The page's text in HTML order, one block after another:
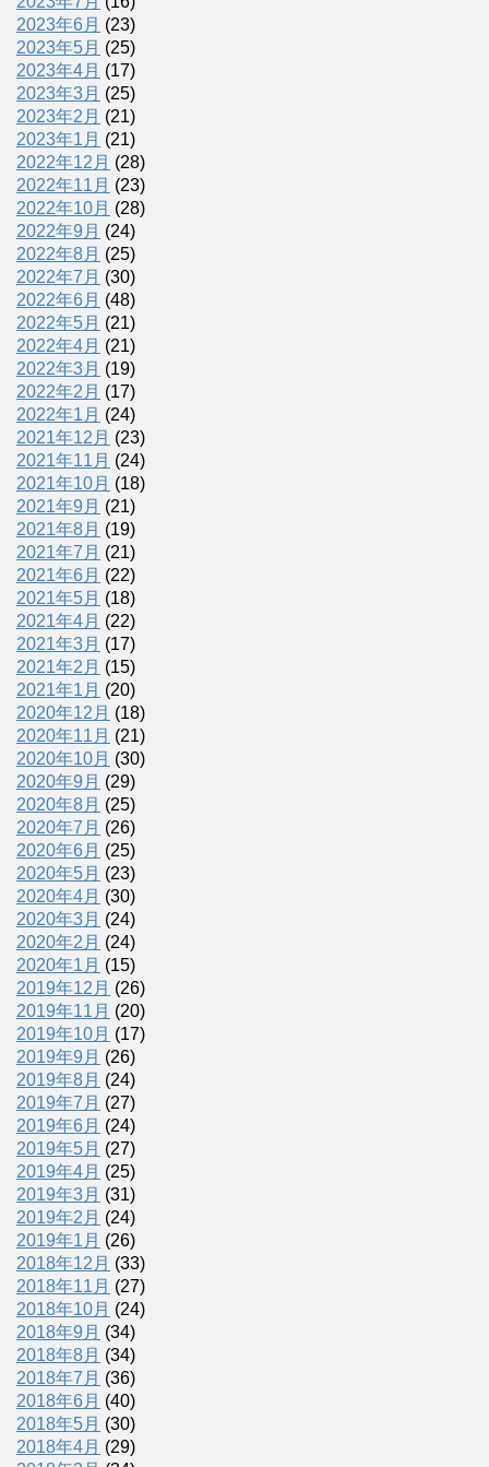
2023年6月 (23)
2023年5月 (25)
2023年4月 (17)
2023年3月 (25)
2023年2月 (21)
2023年1月 (21)
2022年12月 (28)
2022年11月 (23)
2022年10月 (28)
2022年9月 (24)
2022年8月 (25)
2022年7月 (30)
2022年6月 (48)
2022年5月 (21)
2022年4月 (21)
2022年3月 (19)
2022年2月 (17)
2022年1月 (24)
2021年12月 (23)
2021年11月 (24)
2021年10月 (18)
2021年9月 (21)
2021年8月 (19)
2021年7月 (21)
2021年6月 (22)
2021年5月 (18)
2021年4月 (22)
2021年3月 (17)
2021年2月 (15)
2021年1月 (20)
2020年12月 (18)
2020年11月 (21)
2020年10月 (30)
2020年9月 (29)
2020年8月 (25)
2020年7月 (26)
2020年6月 (25)
2020年5月 (23)
2020年4月 (30)
2020年3月 (24)
2020年2月 (24)
2020年1月 (15)
2019年12月 (26)
2019年11月 (20)
2019年10月 (17)
2019年9月 (26)
2019年8月 (24)
2019年7月 (27)
2019年6月 (24)
2019年5月 (27)
2019年4月 (25)
2019年3月 (31)
2019年2月 (24)
2019年1月 (26)
2018年12月 (33)
2018年11月 (27)
2018年10月 (24)
2018年9月 (34)
2018年8月 (34)
2018年7月 (36)
2018年6月 (40)
2018年5月 (30)
2018年4月 (29)